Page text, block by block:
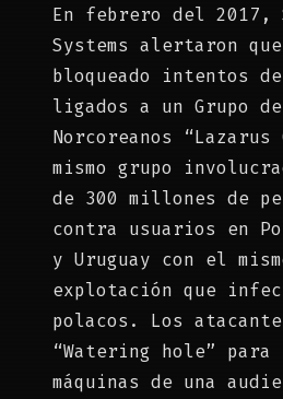
En febrero del 2017,
Systems alertaron
bloqueado intentos
ligados a un Grupo
Norcoreanos
mismo grupo
de 300 millones de
contra usuarios en
y Uruguay con el
explotación que
polacos. Los
“Watering hole”
máquinas de una